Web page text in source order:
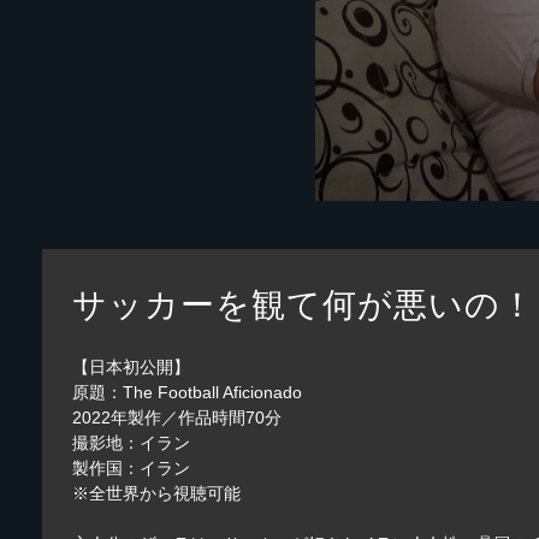
サッカーを観て何が悪いの
【日本初公開】
原題：The Football Aficionado
2022年製作／作品時間70分
撮影地：イラン
製作国：イラン
※全世界から視聴可能